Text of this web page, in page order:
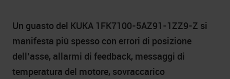
Un guasto del KUKA 1FK7100-5AZ91-1ZZ9-Z si
manifesta più spesso con errori di posizione
dell’asse, allarmi di feedback, messaggi di
temperatura del motore, sovraccarico